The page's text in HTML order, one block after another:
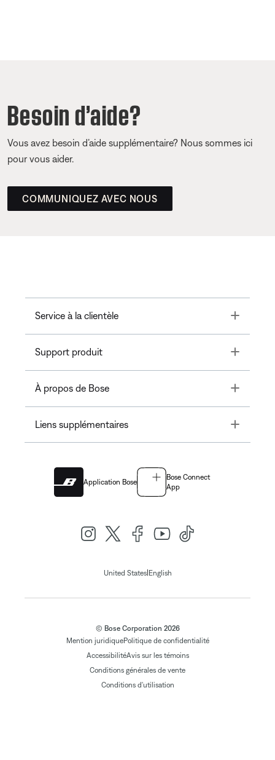
Besoin d’aide?
Vous avez besoin d’aide supplémentaire? Nous sommes ici
pour vous aider.
COMMUNIQUEZ AVEC NOUS
Service à la clientèle Toggle
Support produit Toggle
À propos de Bose Toggle
Liens supplémentaires Toggle
Application Bose
Bose Connect
App
United States| English
© Bose Corporation 2026
Mention juridiquePolitique de confidentialité
AccessibilitéAvis sur les témoins
Conditions générales de vente
Conditions d'utilisation